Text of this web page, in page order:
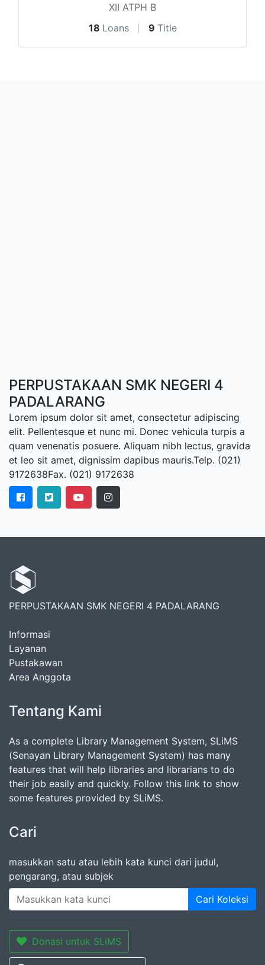
XII ATPH B
18 Loans 9 Title
PERPUSTAKAAN SMK NEGERI 4
PADALARANG
Lorem ipsum dolor sit amet, consectetur adipiscing
elit. Pellentesque et nunc mi. Donec vehicula turpis a
quam venenatis posuere. Aliquam nibh lectus, gravida
et leo sit amet, dignissim dapibus mauris.Telp. (021)
9172638Fax. (021) 9172638
PERPUSTAKAAN SMK NEGERI 4 PADALARANG
Informasi
Layanan
Pustakawan
Area Anggota
Tentang Kami
As a complete Library Management System, SLiMS
(Senayan Library Management System) has many
features that will help libraries and librarians to do
their job easily and quickly. Follow this link to show
some features provided by SLiMS.
Cari
masukkan satu atau lebih kata kunci dari judul,
pengarang, atau subjek
Cari Koleksi
Donasi untuk SLiMS